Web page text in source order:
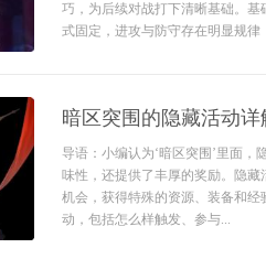
巧，为后续对战打下清晰基础。
式固定，进攻与防守存在明显规
暗区突围的隐藏活动详
导语：小编认为‘暗区突围’里面
味性，还提供了丰厚的奖励。隐
机会，获得特殊的资源、装备和
动，包括怎么样触发、参与...